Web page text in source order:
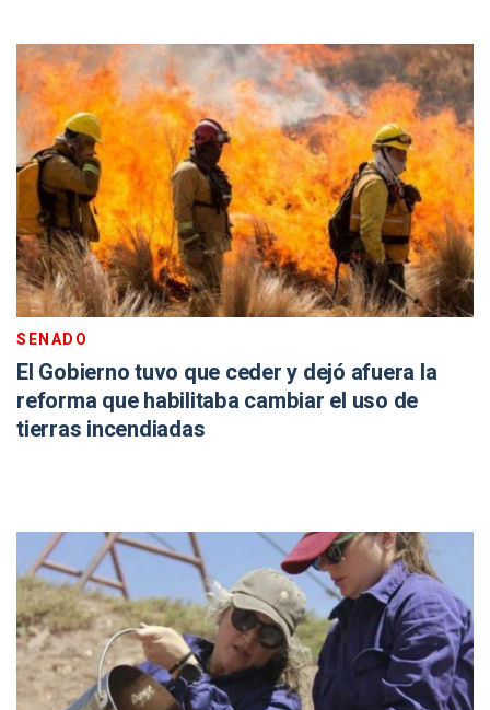
SENADO
El Gobierno tuvo que ceder y dejó afuera la
reforma que habilitaba cambiar el uso de
tierras incendiadas